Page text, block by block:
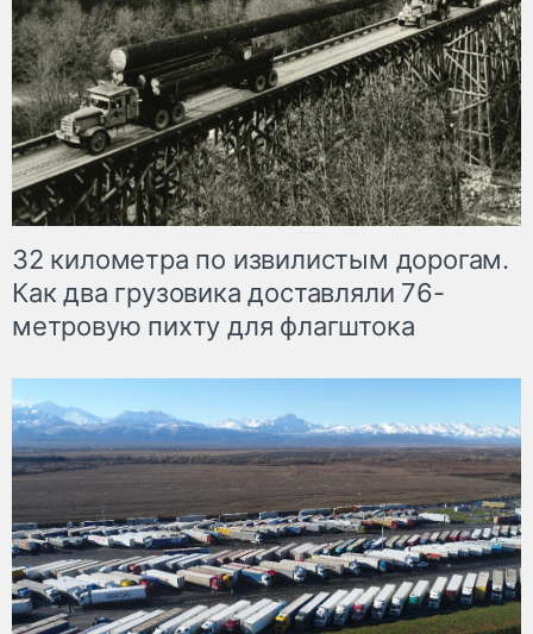
32 километра по извилистым дорогам.
Как два грузовика доставляли 76-
метровую пихту для флагштока